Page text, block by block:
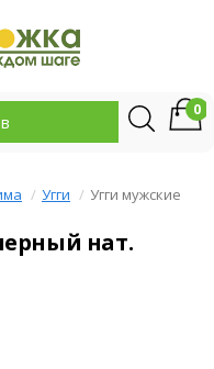
0
Угги Угги мужские
нат.